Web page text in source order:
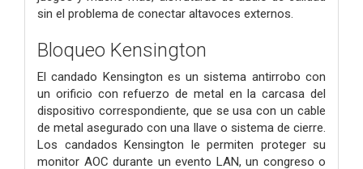
sin el problema de conectar altavoces externos.
Bloqueo Kensington
El candado Kensington es un sistema antirrobo con
un orificio con refuerzo de metal en la carcasa del
dispositivo correspondiente, que se usa con un cable
de metal asegurado con una llave o sistema de cierre.
Los candados Kensington le permiten proteger su
monitor AOC durante un evento LAN, un congreso o